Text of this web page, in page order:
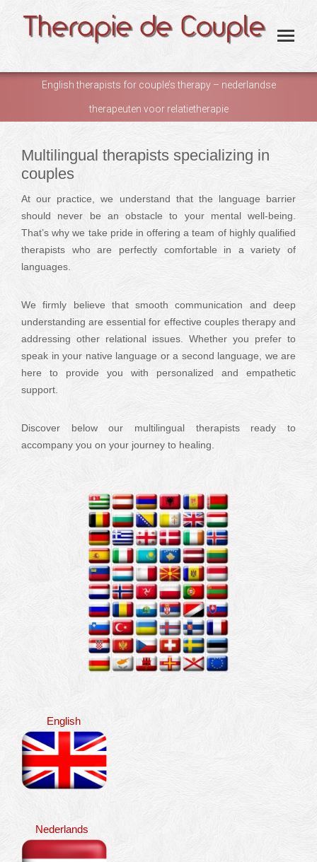
English therapists for couple’s therapy – nederlandse
therapeuten voor relatietherapie
Multilingual therapists specializing in
couples
At our practice, we understand that the language barrier
should never be an obstacle to your mental well-being.
That’s why we take pride in offering a team of highly qualified
therapists who are perfectly comfortable in a variety of
languages.
We firmly believe that smooth communication and deep
understanding are essential for effective couples therapy and
addressing other relational issues. Whether you prefer to
speak in your native language or a second language, we are
here to provide you with personalized and empathetic
support.
Discover below our multilingual therapists ready to
accompany you on your journey to healing.
English
Nederlands